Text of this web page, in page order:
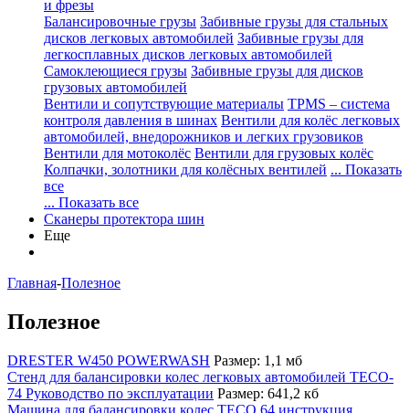
и фрезы
Балансировочные грузы Забивные грузы для стальных
дисков легковых автомобилей Забивные грузы для
легкосплавных дисков легковых автомобилей
Самоклеющиеся грузы Забивные грузы для дисков
грузовых автомобилей
Вентили и сопутствующие материалы TPMS – система
контроля давления в шинах Вентили для колёс легковых
автомобилей, внедорожников и легких грузовиков
Вентили для мотоколёс Вентили для грузовых колёс
Колпачки, золотники для колёсных вентилей ... Показать
все
... Показать все
Сканеры протектора шин
Еще
Главная-Полезное
Полезное
DRESTER W450 POWERWASH Размер: 1,1 мб
Стенд для балансировки колес легковых автомобилей TECO-
74 Руководство по эксплуатации Размер: 641,2 кб
Машина для балансировки колес TECO 64 инструкция